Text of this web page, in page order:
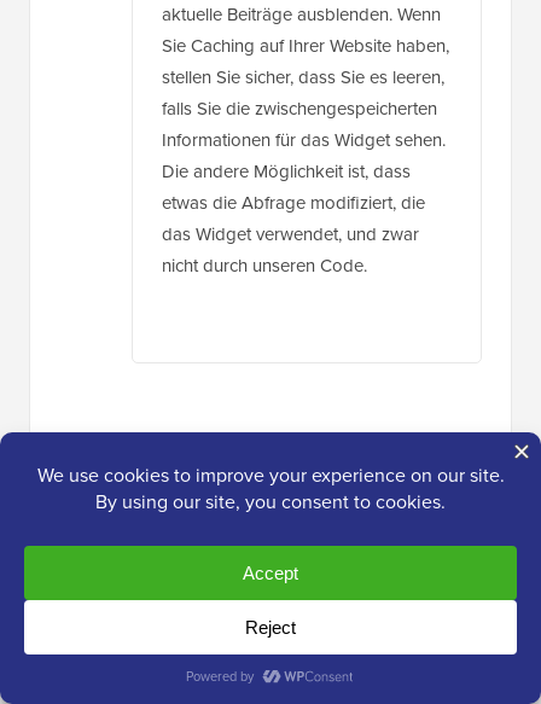
aktuelle Beiträge ausblenden. Wenn
Sie Caching auf Ihrer Website haben,
stellen Sie sicher, dass Sie es leeren,
falls Sie die zwischengespeicherten
Informationen für das Widget sehen.
Die andere Möglichkeit ist, dass
etwas die Abfrage modifiziert, die
das Widget verwendet, und zwar
nicht durch unseren Code.
David Brown
21. Apr. 2024 um 15:34 Uhr
Vielen Dank für die Erklärung, wie man es
*wirklich* im Code macht; das habe ich von
einer Website namens „wpbeginner.com“ nicht